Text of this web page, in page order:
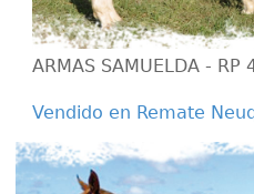
ARMAS SAMUELDA - RP
Vendido en Remate